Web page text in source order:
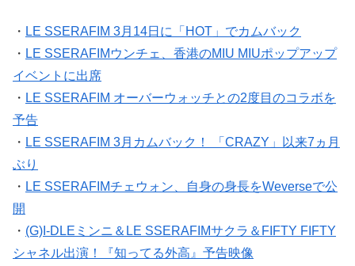
・ LE SSERAFIM 3月14日に「HOT」でカムバック
・ LE SSERAFIMウンチェ、香港のMIU MIUポップアップ
イベントに出席
・ LE SSERAFIM オーバーウォッチとの2度目のコラボを
予告
・ LE SSERAFIM 3月カムバック！ 「CRAZY」以来7ヵ月
ぶり
・ LE SSERAFIMチェウォン、自身の身長をWeverseで公
開
・ (G)I-DLEミンニ＆LE SSERAFIMサクラ＆FIFTY FIFTY
シャネル出演！『知ってる外高』予告映像